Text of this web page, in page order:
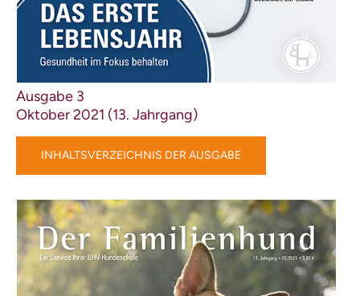
Ausgabe 3
Oktober 2021 (13. Jahrgang)
INHALTSVERZEICHNIS DER AUSGABE